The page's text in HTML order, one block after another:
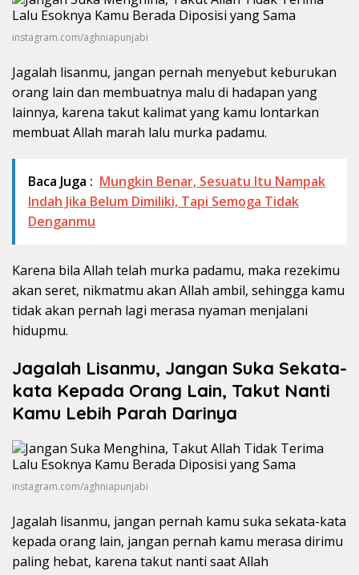
instagram.com/aghniapunjabi
Jagalah lisanmu, jangan pernah menyebut keburukan
orang lain dan membuatnya malu di hadapan yang
lainnya, karena takut kalimat yang kamu lontarkan
membuat Allah marah lalu murka padamu.
Baca Juga : Mungkin Benar, Sesuatu Itu Nampak
Indah Jika Belum Dimiliki, Tapi Semoga Tidak
Denganmu
Karena bila Allah telah murka padamu, maka rezekimu
akan seret, nikmatmu akan Allah ambil, sehingga kamu
tidak akan pernah lagi merasa nyaman menjalani
hidupmu.
Jagalah Lisanmu, Jangan Suka Sekata-
kata Kepada Orang Lain, Takut Nanti
Kamu Lebih Parah Darinya
instagram.com/aghniapunjabi
Jagalah lisanmu, jangan pernah kamu suka sekata-kata
kepada orang lain, jangan pernah kamu merasa dirimu
paling hebat, karena takut nanti saat Allah